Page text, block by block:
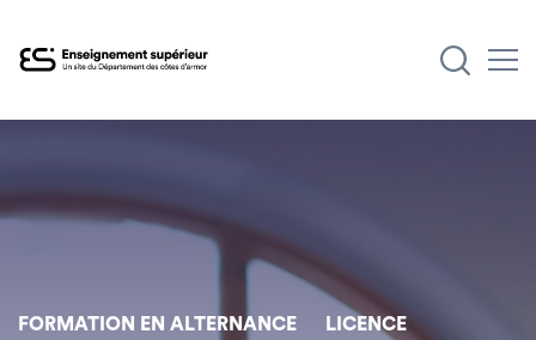
principal
FORMATION EN ALTERNANCE
LICENCE